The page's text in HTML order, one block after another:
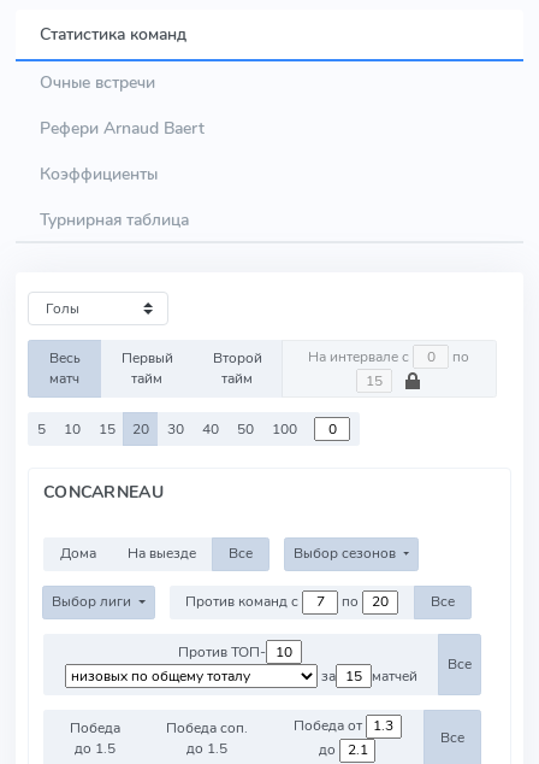
Статистика команд
Очные встречи
Рефери Arnaud Baert
Коэффициенты
Турнирная таблица
Весь
матч
Первый
тайм
Второй
тайм
На интервале с по
5 10 15 20 30 40 50 100
CONCARNEAU
Дома На выезде Все Выбор сезонов
Выбор лиги Против команд с по Все
Против ТОП-
за
матчей
Все
Победа
до 1.5
Победа соп.
до 1.5
Победа от
до
Все